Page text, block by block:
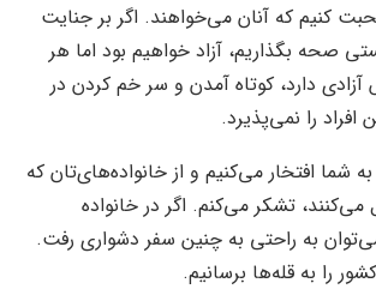
کنیم که آنان می‌خواهند. اگر بر جنایت
صحه بگذاریم، آزاد خواهیم بود اما هر
دارد، کوتاه آمدن و سر خم کردن در
افراد را نمی‌پذیرد.
شما افتخار می‌کنیم و از خانواده‌های‌تان که
تشکر می‌کنم. اگر در خانواده
به راحتی به چنین سفر دشواری رفت.
را به قله‌ها برسانیم.